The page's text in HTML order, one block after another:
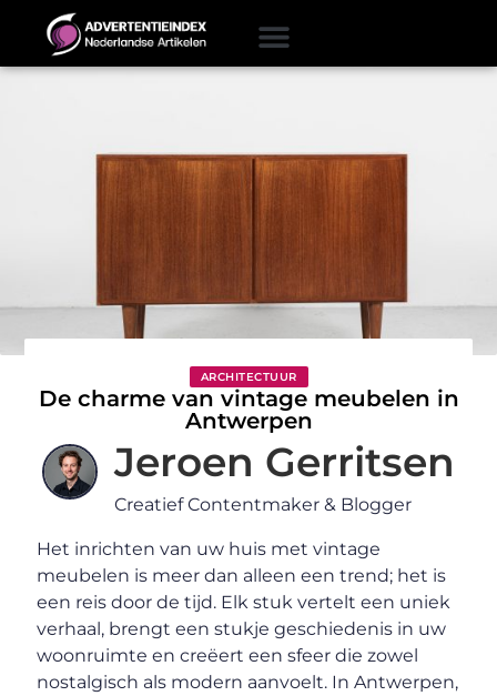
ARCHITECTUUR
De charme van vintage meubelen in
Antwerpen
Jeroen Gerritsen
Creatief Contentmaker & Blogger
Het inrichten van uw huis met vintage
meubelen is meer dan alleen een trend; het is
een reis door de tijd. Elk stuk vertelt een uniek
verhaal, brengt een stukje geschiedenis in uw
woonruimte en creëert een sfeer die zowel
nostalgisch als modern aanvoelt. In Antwerpen,